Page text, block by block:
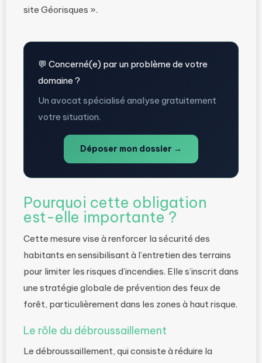
site Géorisques ».
💬 Concerné(e) par un problème de votre
domaine ?
Un avocat spécialisé analyse gratuitement
votre situation.
Déposer mon dossier →
Pourquoi cette obligation
est-elle importante ?
Cette mesure vise à renforcer la sécurité des
habitants en sensibilisant à l’entretien des terrains
pour limiter les risques d’incendies. Elle s’inscrit dans
une stratégie globale de prévention des feux de
forêt, particulièrement dans les zones à haut risque.
Le rôle du débroussaillement
Le débroussaillement, qui consiste à réduire la